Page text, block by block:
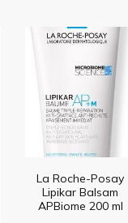
La Roche-Posay
Lipikar Balsam
APBiome 200 ml